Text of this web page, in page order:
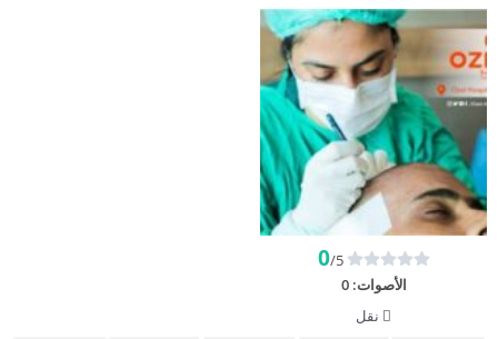
0/5
الأصوات:0
نقل